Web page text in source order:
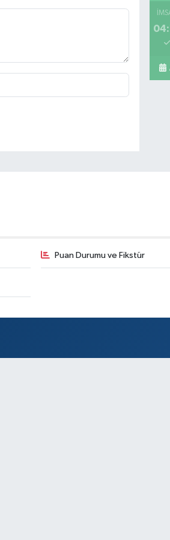
A
Puan Durumu ve Fikstür